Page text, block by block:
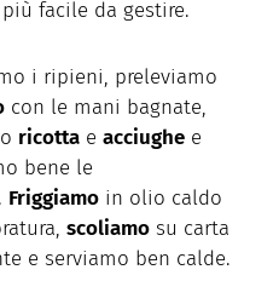
facile da gestire.
i ripieni, preleviamo
con le mani bagnate,
ricotta e acciughe e
bene le
Friggiamo in olio caldo
scoliamo su carta
e serviamo ben calde.